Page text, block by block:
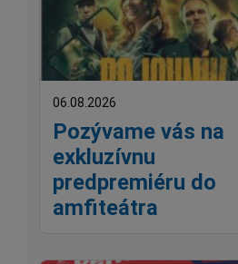
Pozývame vás na
exkluzívnu
predpremiéru do
amfiteátra
06.08.2026